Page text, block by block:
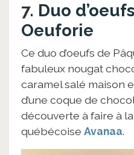
7. Duo
Oeuforie
Ce duo d’oeufs de
fabuleux nougat
caramel salé maison
d’une coque de
découverte à faire à
québécoise Avanaa.